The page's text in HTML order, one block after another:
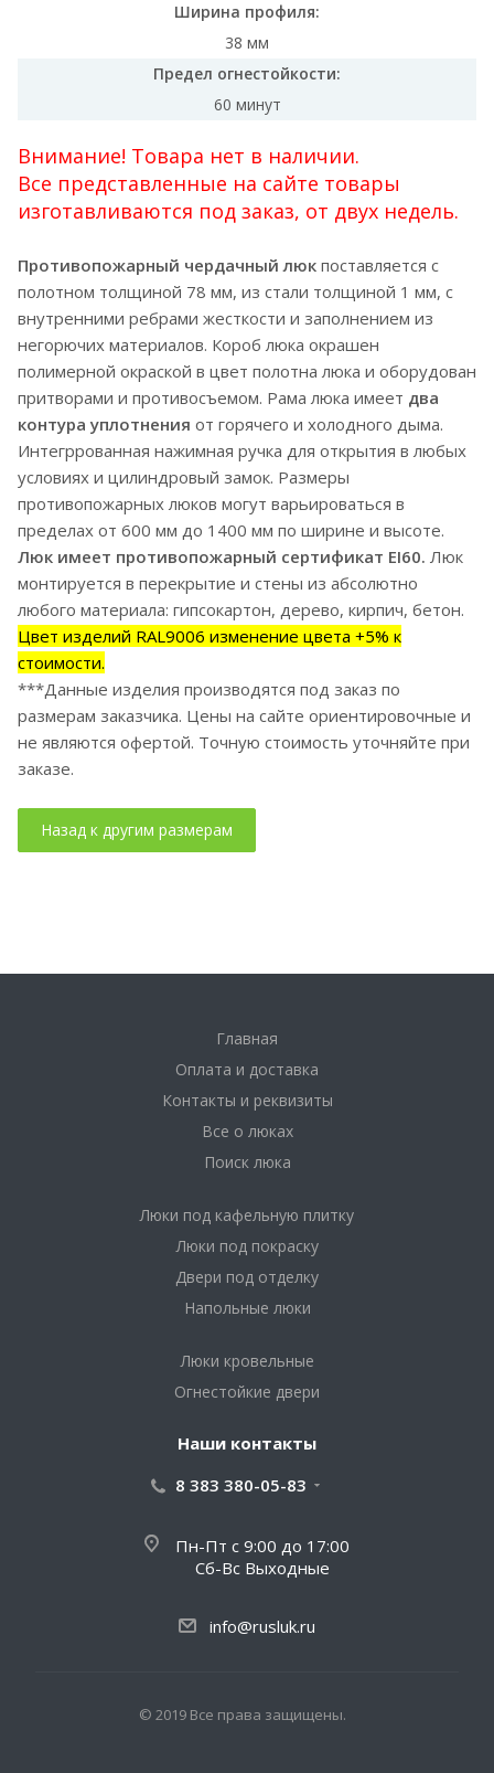
Ширина профиля:
38 мм
Предел огнестойкости:
60 минут
Внимание! Товара нет в наличии.
Все представленные на сайте товары
изготавливаются под заказ, от двух недель.
Противопожарный чердачный люк поставляется с
полотном толщиной 78 мм, из стали толщиной 1 мм, с
внутренними ребрами жесткости и заполнением из
негорючих материалов. Короб люка окрашен
полимерной окраской в цвет полотна люка и оборудован
притворами и противосъемом. Рама люка имеет два
контура уплотнения от горячего и холодного дыма.
Интегррованная нажимная ручка для открытия в любых
условиях и цилиндровый замок. Размеры
противопожарных люков могут варьироваться в
пределах от 600 мм до 1400 мм по ширине и высоте.
Люк имеет противопожарный сертификат EI60. Люк
монтируется в перекрытие и стены из абсолютно
любого материала: гипсокартон, дерево, кирпич, бетон.
Цвет изделий RAL9006 изменение цвета +5% к
стоимости.
***Данные изделия производятся под заказ по
размерам заказчика. Цены на сайте ориентировочные и
не являются офертой. Точную стоимость уточняйте при
заказе.
Главная
Оплата и доставка
Контакты и реквизиты
Все о люках
Поиск люка
Люки под кафельную плитку
Люки под покраску
Двери под отделку
Напольные люки
Люки кровельные
Огнестойкие двери
Наши контакты
8 383 380-05-83
Пн-Пт с 9:00 до 17:00
Сб-Вс Выходные
info@rusluk.ru
© 2019 Все права защищены.